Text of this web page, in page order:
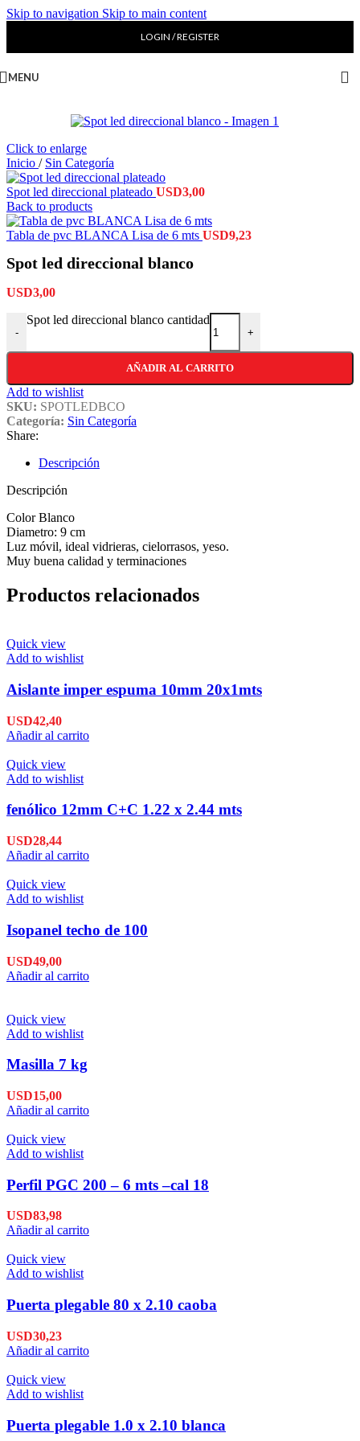
Skip to navigation Skip to main content
LOGIN / REGISTER
MENU
Click to enlarge
Inicio / Sin Categoría
Spot led direccional plateado USD3,00
Back to products
Tabla de pvc BLANCA Lisa de 6 mts USD9,23
Spot led direccional blanco
USD3,00
-
Spot led direccional blanco cantidad
+
AÑADIR AL CARRITO
Add to wishlist
SKU: SPOTLEDBCO
Categoría: Sin Categoría
Share:
Descripción
Descripción
Color Blanco
Diametro: 9 cm
Luz móvil, ideal vidrieras, cielorrasos, yeso.
Muy buena calidad y terminaciones
Productos relacionados
Quick view
Add to wishlist
Aislante imper espuma 10mm 20x1mts
USD42,40
Añadir al carrito
Quick view
Add to wishlist
fenólico 12mm C+C 1.22 x 2.44 mts
USD28,44
Añadir al carrito
Quick view
Add to wishlist
Isopanel techo de 100
USD49,00
Añadir al carrito
Quick view
Add to wishlist
Masilla 7 kg
USD15,00
Añadir al carrito
Quick view
Add to wishlist
Perfil PGC 200 – 6 mts –cal 18
USD83,98
Añadir al carrito
Quick view
Add to wishlist
Puerta plegable 80 x 2.10 caoba
USD30,23
Añadir al carrito
Quick view
Add to wishlist
Puerta plegable 1.0 x 2.10 blanca